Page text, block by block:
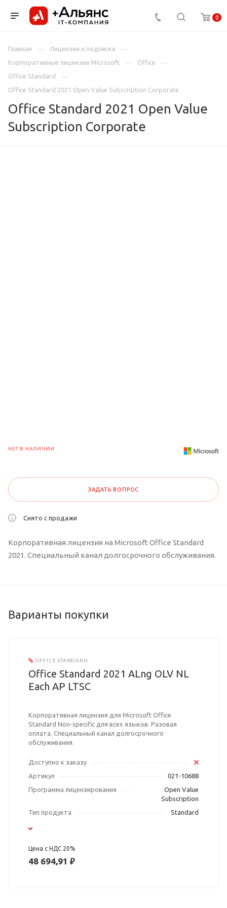
0
Главная
Лицензии и подписки
Корпоративные лицензии Microsoft
Office
Office Standard
Office Standard 2021 Open Value Subscription Corporate
Office Standard 2021 Open Value
Subscription Corporate
НЕТ В НАЛИЧИИ
ЗАДАТЬ ВОПРОС
Снято с продажи
Корпоративная лицензия на Microsoft Office Standard
2021. Специальный канал долгосрочного обслуживания.
Варианты покупки
OFFICE STANDARD
Office Standard 2021 ALng OLV NL
Each AP LTSC
Корпоративная лицензия для Microsoft Office
Standard Non-specific для всех языков. Разовая
оплата. Специальный канал долгосрочного
обслуживания.
Доступно к заказу
Артикул
021-10688
Программа лицензирования
Open Value
Subscription
Тип продукта
Standard
Цена с НДС 20%
48 694,91 ₽